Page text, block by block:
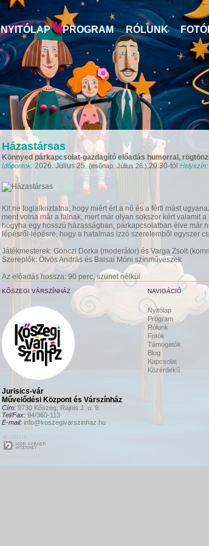
NYITÓLAP PROGRAM RÓLUNK
Házastársas
Könnyed párkapcsolat-gazdagító előadás humorral,
Időpontok:2026. Július 25.(esőnap: Július 26.),20:30-tól Helyszín:
Kit ne foglalkoztatna, hogy miért ért a nő és a férfi mást
ment volna már a falnak, mert már olyan sokszor kért valamit
hogyha egy hosszú házasságban, párkapcsolatban élve már
lépésről-lépésre, hogy a hatalmas izzó szerelemből egyszer
Játékmesterek: Gönczi Dorka (moderátor) és Varga Zsolt
Szereplők: Ötvös András és Balsai Móni színművészek
Az előadás hossza: 90 perc, szünet nélkül.
KŐSZEGI VÁRSZÍNHÁZ
Jurisics-vár
Művelődési Központ és Várszínház
Cím: 9730 Kőszeg, Rajnis J. u. 9.
Tel/Fax: 94/360-113
E-mail: info@koszegivarszinhaz.hu
NAVIGÁCIÓ
Nyitólap
Program
Rólunk
Fotók
Támogatók
Blog
Kapcsolat
Közérdekű